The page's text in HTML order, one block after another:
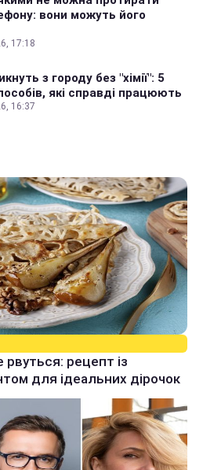
вони можуть його
17:18
з городу без "хімії": 5
які справді працюють
16:37
рвуться: рецепт із
для ідеальних дірочок